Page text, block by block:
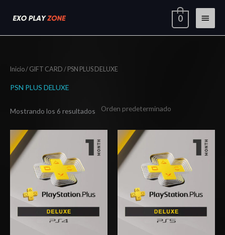
Menú
0
Inicio/ GIFT CARD / PSN PLUS DELUXE
PSN PLUS DELUXE
Mostrando los 6 resultados